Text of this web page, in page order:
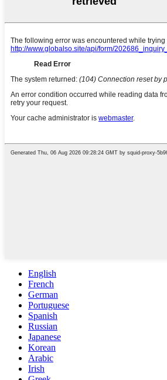
English
French
German
Portuguese
Spanish
Russian
Japanese
Korean
Arabic
Irish